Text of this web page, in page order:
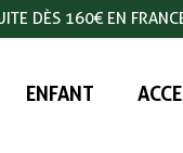
DÈS 160€ EN
ENFANT